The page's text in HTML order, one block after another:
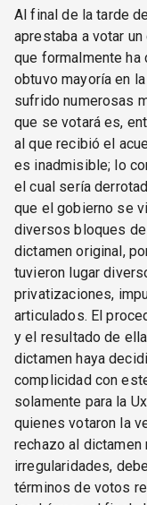
Al final de la tarde
aprestaba a votar
que formalmente ha
obtuvo mayoría en
sufrido numerosas
que se votará es,
al que recibió el
es inadmisible; lo
el cual sería
que el gobierno se
diversos bloques
dictamen original,
tuvieron lugar
privatizaciones,
articulados. El
y el resultado de
dictamen haya
complicidad con
solamente para la
quienes votaron la
rechazo al
irregularidades,
términos de votos